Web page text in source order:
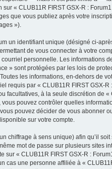
sur « CLUB11R FIRST GSX-R :
que vous publiez après votre
»).
un identifiant unique (désigné ci-
de vous connecter à votre
personnelle. Les informations
» sont protégées par les lois de
les informations, en-dehors de
requis par « CLUB11R FIRST GSX-
facultatives, à la seule discrétion de «
pouvez contrôler quelles
pouvez décider de vous abonner
sur votre compte.
chiffrage à sens unique) afin qu’il
mot de passe sur plusieurs sites
sur « CLUB11R FIRST GSX-R :
cas une personne affiliée à «